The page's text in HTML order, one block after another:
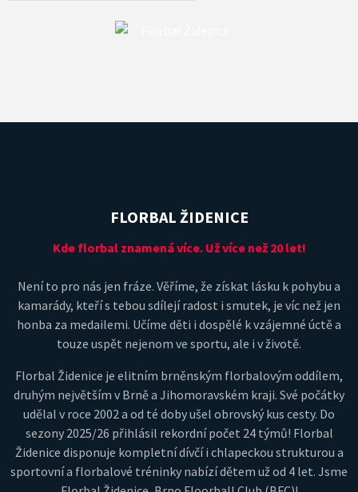
FLORBAL ŽIDENICE
Kde florbal znamená více. Už více než 20 let!
Není to pro nás jen fráze. Věříme, že získat lásku k pohybu a
kamarády, kteří s tebou sdílejí radost i smutek, je víc než jen
honba za medailemi. Učíme děti i dospělé k vzájemné úctě a
touze uspět nejenom ve sportu, ale i v životě.
Florbal Židenice je elitním brněnským florbalovým oddílem,
druhým největším v Brně a Jihomoravském kraji. Své počátky
udělal v roce 2002 a od té doby ušel obrovský kus cesty. Do
sezony 2025/26 přihlásil rekordní počet 24 týmů! Florbal
Židenice disponuje kompletní dívčí i chlapeckou strukturou a
sportovní a florbalové tréninky nabízí dětem už od 4 let. Jsme